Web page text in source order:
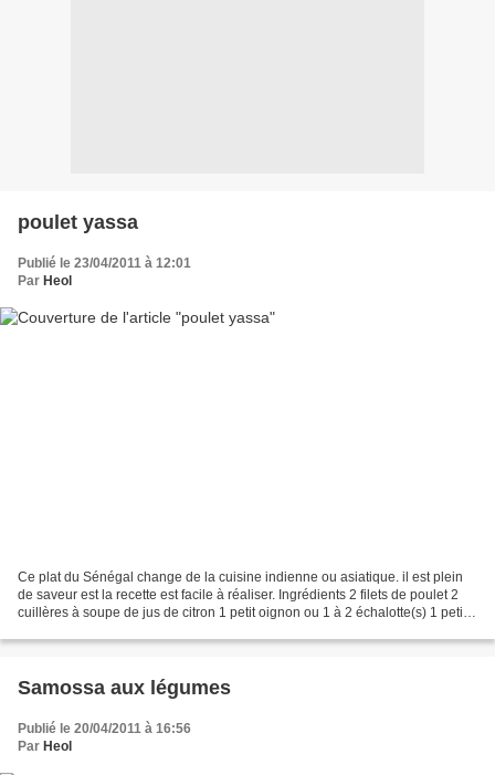
poulet yassa
Publié le 23/04/2011 à 12:01
Par Heol
Ce plat du Sénégal change de la cuisine indienne ou asiatique. il est plein
de saveur est la recette est facile à réaliser. Ingrédients 2 filets de poulet 2
cuillères à soupe de jus de citron 1 petit oignon ou 1 à 2 échalotte(s) 1 petite
Samossa aux légumes
Publié le 20/04/2011 à 16:56
Par Heol